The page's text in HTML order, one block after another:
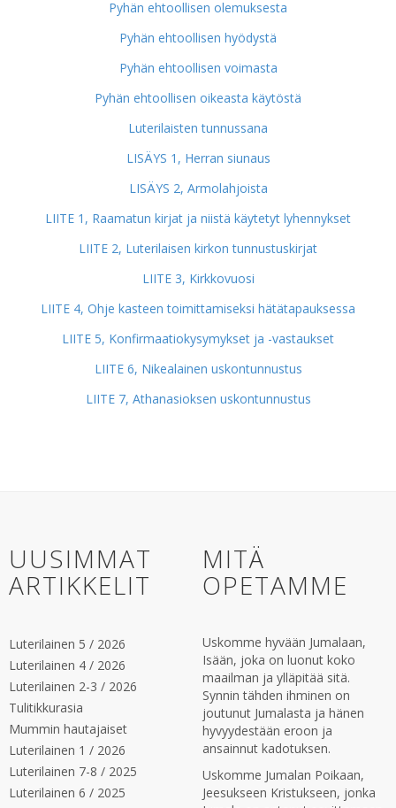
Pyhän ehtoollisen olemuksesta
Pyhän ehtoollisen hyödystä
Pyhän ehtoollisen voimasta
Pyhän ehtoollisen oikeasta käytöstä
Luterilaisten tunnussana
LISÄYS 1, Herran siunaus
LISÄYS 2, Armolahjoista
LIITE 1, Raamatun kirjat ja niistä käytetyt lyhennykset
LIITE 2, Luterilaisen kirkon tunnustuskirjat
LIITE 3, Kirkkovuosi
LIITE 4, Ohje kasteen toimittamiseksi hätätapauksessa
LIITE 5, Konfirmaatiokysymykset ja -vastaukset
LIITE 6, Nikealainen uskontunnustus
LIITE 7, Athanasioksen uskontunnustus
UUSIMMAT
ARTIKKELIT
Luterilainen 5 / 2026
Luterilainen 4 / 2026
Luterilainen 2-3 / 2026
Tulitikkurasia
Mummin hautajaiset
Luterilainen 1 / 2026
Luterilainen 7-8 / 2025
Luterilainen 6 / 2025
MITÄ
OPETAMME
Uskomme hyvään Jumalaan,
Isään, joka on luonut koko
maailman ja ylläpitää sitä.
Synnin tähden ihminen on
joutunut Jumalasta ja hänen
hyvyydestään eroon ja
ansainnut kadotuksen.
Uskomme Jumalan Poikaan,
Jeesukseen Kristukseen, jonka